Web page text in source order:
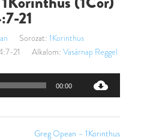
21
Sorozat: 1Korinthus
21 Alkalom: Vasárnap Reggel
Audió
00:00
Greg Opean – 1Korinthus